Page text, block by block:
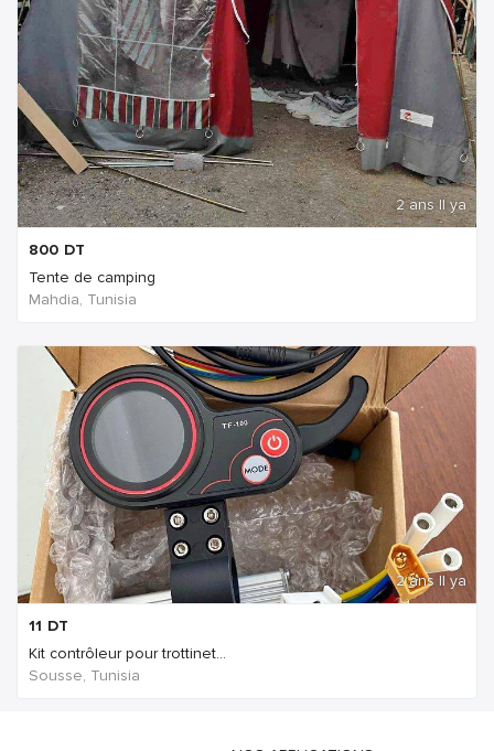
2 ans Il ya
800 DT
Tente de camping
Mahdia, Tunisia
2 ans Il ya
11 DT
Kit contrôleur pour trottinet...
Sousse, Tunisia